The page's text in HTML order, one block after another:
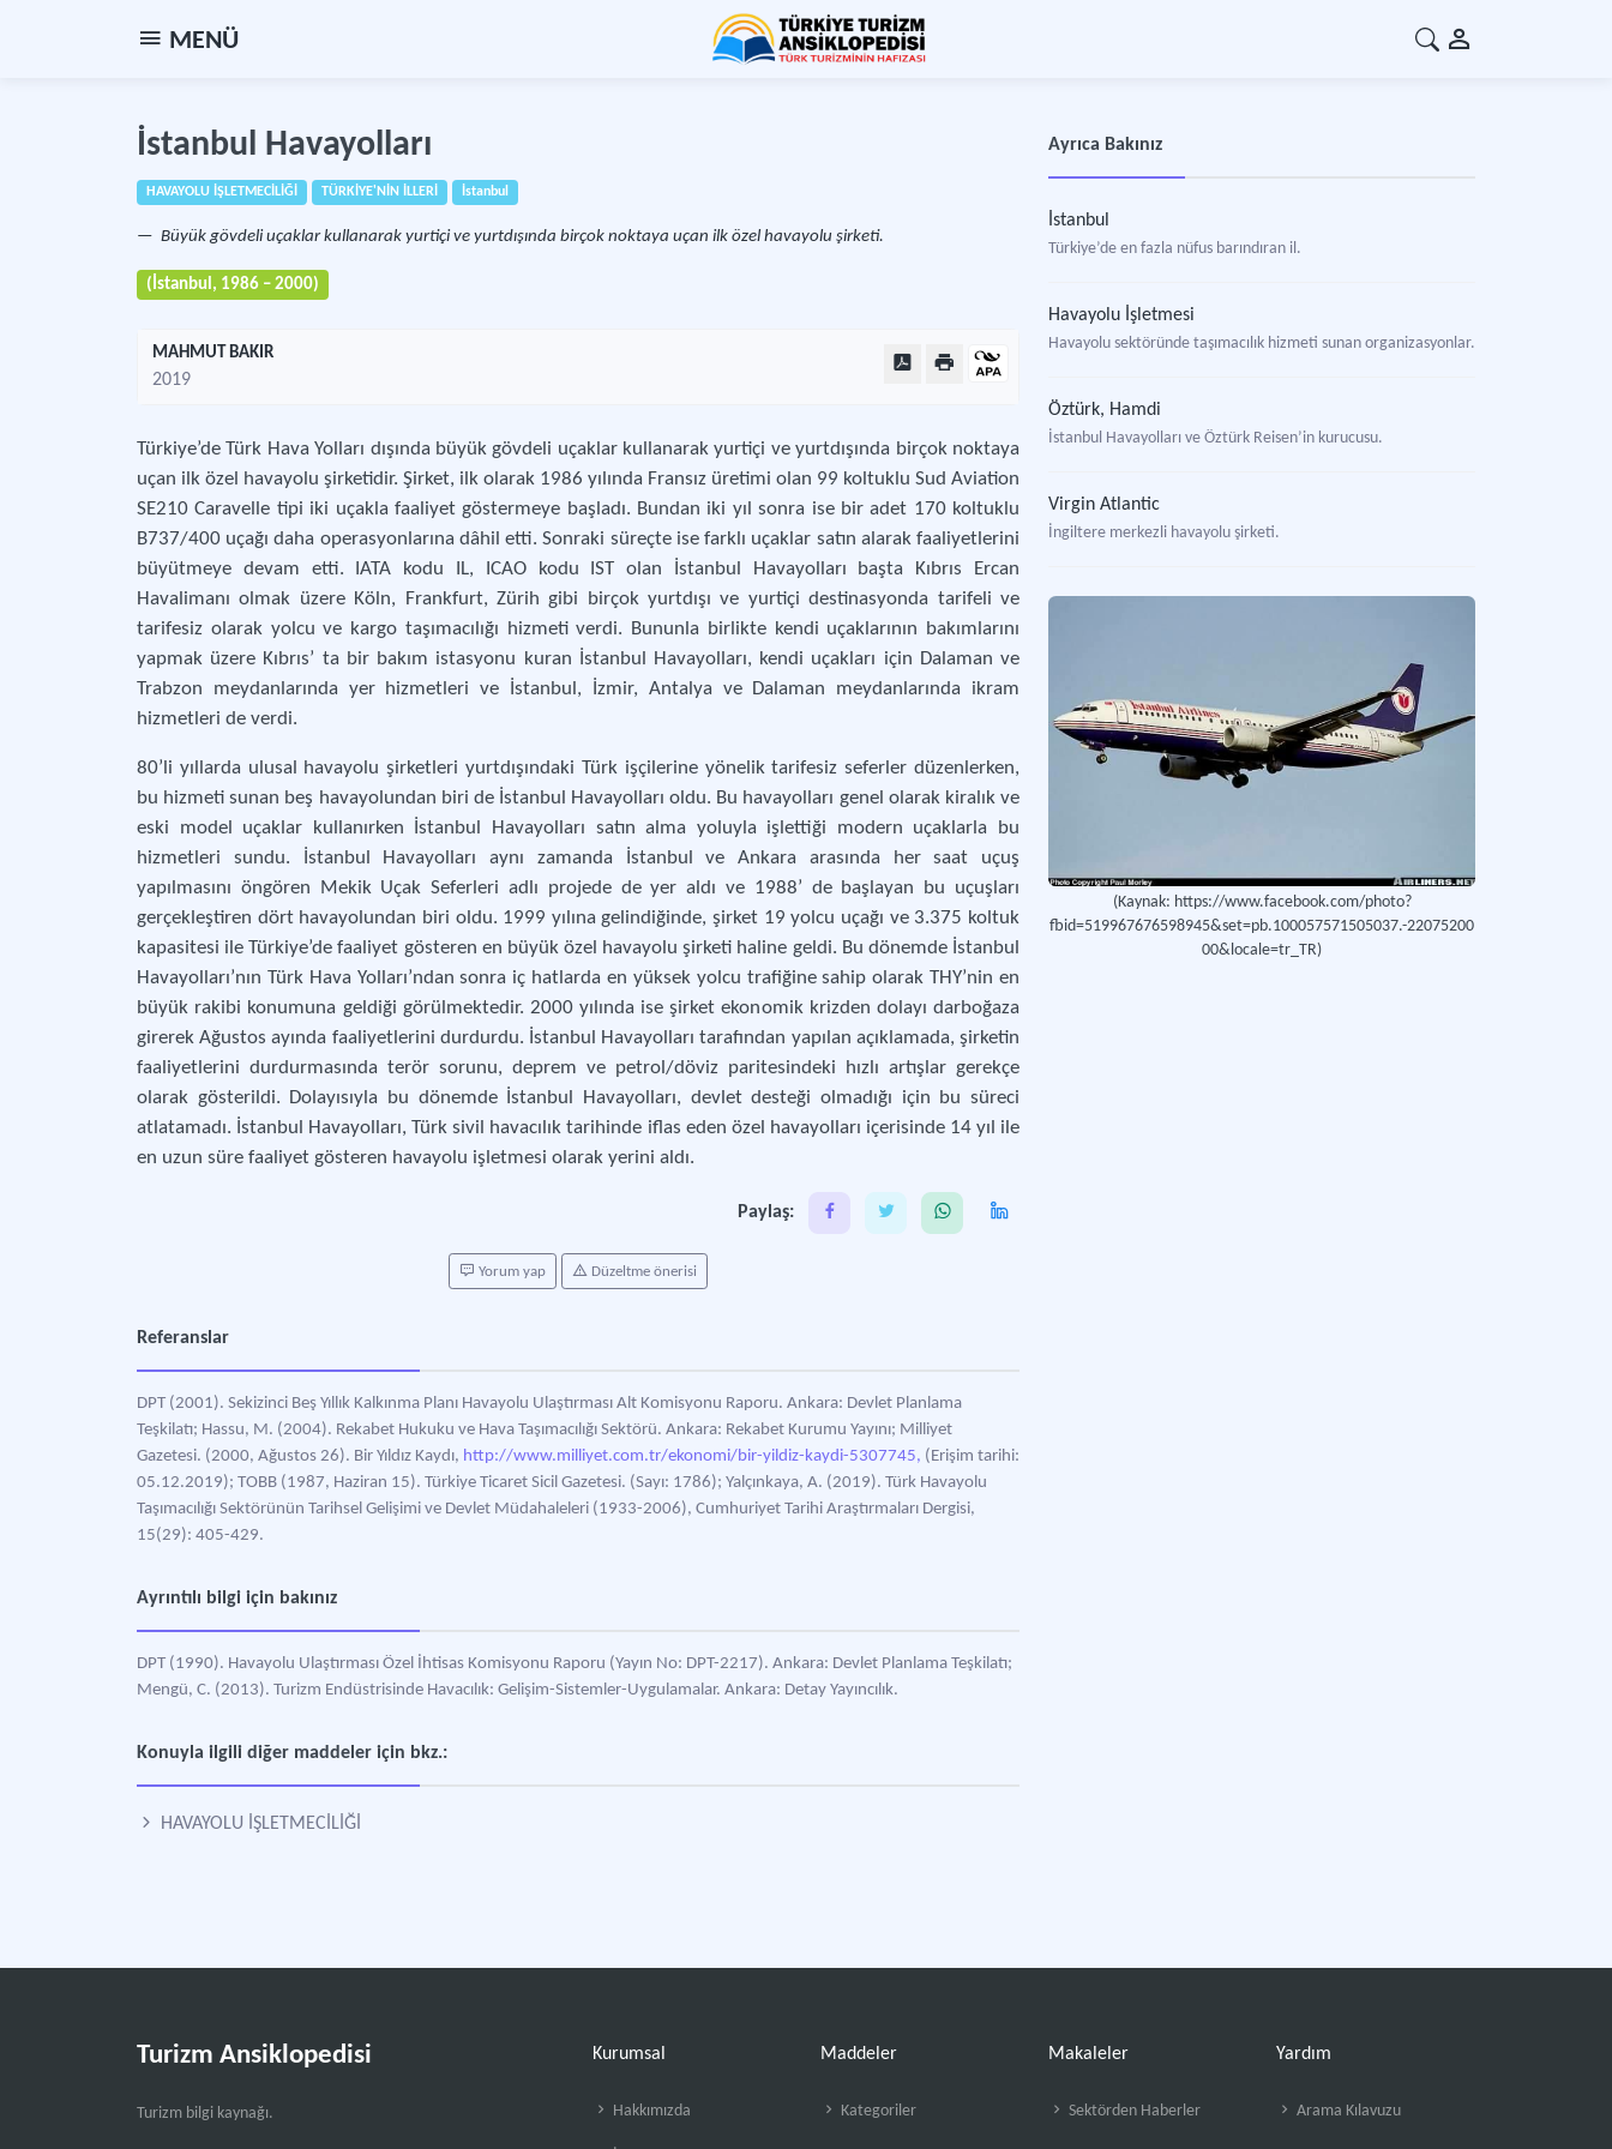
MENÜ
İstanbul Havayolları
HAVAYOLU İŞLETMECİLİĞİ TÜRKİYE'NİN İLLERİ İstanbul
Büyük gövdeli uçaklar kullanarak yurtiçi ve yurtdışında birçok noktaya uçan ilk özel havayolu şirketi.
(İstanbul, 1986 – 2000)
MAHMUT BAKIR
2019
Türkiye’de Türk Hava Yolları dışında büyük gövdeli uçaklar kullanarak yurtiçi ve yurtdışında birçok noktaya
uçan ilk özel havayolu şirketidir. Şirket, ilk olarak 1986 yılında Fransız üretimi olan 99 koltuklu Sud Aviation
SE210 Caravelle tipi iki uçakla faaliyet göstermeye başladı. Bundan iki yıl sonra ise bir adet 170 koltuklu
B737/400 uçağı daha operasyonlarına dâhil etti. Sonraki süreçte ise farklı uçaklar satın alarak faaliyetlerini
büyütmeye devam etti. IATA kodu IL, ICAO kodu IST olan İstanbul Havayolları başta Kıbrıs Ercan
Havalimanı olmak üzere Köln, Frankfurt, Zürih gibi birçok yurtdışı ve yurtiçi destinasyonda tarifeli ve
tarifesiz olarak yolcu ve kargo taşımacılığı hizmeti verdi. Bununla birlikte kendi uçaklarının bakımlarını
yapmak üzere Kıbrıs’ ta bir bakım istasyonu kuran İstanbul Havayolları, kendi uçakları için Dalaman ve
Trabzon meydanlarında yer hizmetleri ve İstanbul, İzmir, Antalya ve Dalaman meydanlarında ikram
hizmetleri de verdi.
80’li yıllarda ulusal havayolu şirketleri yurtdışındaki Türk işçilerine yönelik tarifesiz seferler düzenlerken,
bu hizmeti sunan beş havayolundan biri de İstanbul Havayolları oldu. Bu havayolları genel olarak kiralık ve
eski model uçaklar kullanırken İstanbul Havayolları satın alma yoluyla işlettiği modern uçaklarla bu
hizmetleri sundu. İstanbul Havayolları aynı zamanda İstanbul ve Ankara arasında her saat uçuş
yapılmasını öngören Mekik Uçak Seferleri adlı projede de yer aldı ve 1988’ de başlayan bu uçuşları
gerçekleştiren dört havayolundan biri oldu. 1999 yılına gelindiğinde, şirket 19 yolcu uçağı ve 3.375 koltuk
kapasitesi ile Türkiye’de faaliyet gösteren en büyük özel havayolu şirketi haline geldi. Bu dönemde İstanbul
Havayolları’nın Türk Hava Yolları’ndan sonra iç hatlarda en yüksek yolcu trafiğine sahip olarak THY’nin en
büyük rakibi konumuna geldiği görülmektedir. 2000 yılında ise şirket ekonomik krizden dolayı darboğaza
girerek Ağustos ayında faaliyetlerini durdurdu. İstanbul Havayolları tarafından yapılan açıklamada, şirketin
faaliyetlerini durdurmasında terör sorunu, deprem ve petrol/döviz paritesindeki hızlı artışlar gerekçe
olarak gösterildi. Dolayısıyla bu dönemde İstanbul Havayolları, devlet desteği olmadığı için bu süreci
atlatamadı. İstanbul Havayolları, Türk sivil havacılık tarihinde iflas eden özel havayolları içerisinde 14 yıl ile
en uzun süre faaliyet gösteren havayolu işletmesi olarak yerini aldı.
Paylaş:
Yorum yap Düzeltme önerisi
Referanslar
DPT (2001). Sekizinci Beş Yıllık Kalkınma Planı Havayolu Ulaştırması Alt Komisyonu Raporu. Ankara: Devlet Planlama
Teşkilatı; Hassu, M. (2004). Rekabet Hukuku ve Hava Taşımacılığı Sektörü. Ankara: Rekabet Kurumu Yayını; Milliyet
Gazetesi. (2000, Ağustos 26). Bir Yıldız Kaydı, http://www.milliyet.com.tr/ekonomi/bir-yildiz-kaydi-5307745, (Erişim tarihi:
05.12.2019); TOBB (1987, Haziran 15). Türkiye Ticaret Sicil Gazetesi. (Sayı: 1786); Yalçınkaya, A. (2019). Türk Havayolu
Taşımacılığı Sektörünün Tarihsel Gelişimi ve Devlet Müdahaleleri (1933-2006), Cumhuriyet Tarihi Araştırmaları Dergisi,
15(29): 405-429.
Ayrıntılı bilgi için bakınız
DPT (1990). Havayolu Ulaştırması Özel İhtisas Komisyonu Raporu (Yayın No: DPT-2217). Ankara: Devlet Planlama Teşkilatı;
Mengü, C. (2013). Turizm Endüstrisinde Havacılık: Gelişim-Sistemler-Uygulamalar. Ankara: Detay Yayıncılık.
Konuyla ilgili diğer maddeler için bkz.:
HAVAYOLU İŞLETMECİLİĞİ
Ayrıca Bakınız
İstanbul
Türkiye’de en fazla nüfus barındıran il.
Havayolu İşletmesi
Havayolu sektöründe taşımacılık hizmeti sunan organizasyonlar.
Öztürk, Hamdi
İstanbul Havayolları ve Öztürk Reisen’in kurucusu.
Virgin Atlantic
İngiltere merkezli havayolu şirketi.
(Kaynak: https://www.facebook.com/photo?
fbid=519967676598945&set=pb.100057571505037.-22075200
00&locale=tr_TR)
Turizm Ansiklopedisi
Turizm bilgi kaynağı.
Kurumsal
Hakkımızda
Maddeler
Kategoriler
Makaleler
Sektörden Haberler
Yardım
Arama Kılavuzu